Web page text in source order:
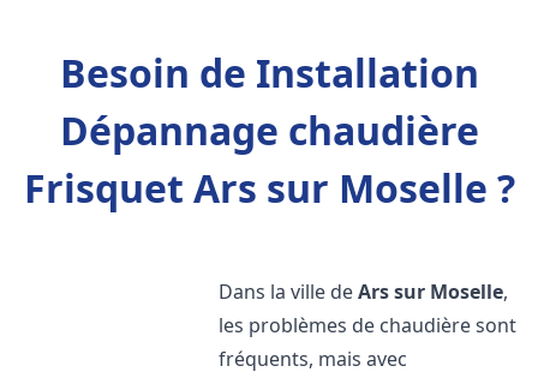
Besoin de Installation
Dépannage chaudière
Frisquet Ars sur Moselle ?
Dans la ville deArs sur Moselle,
les problèmes de chaudière sont
fréquents, mais avec